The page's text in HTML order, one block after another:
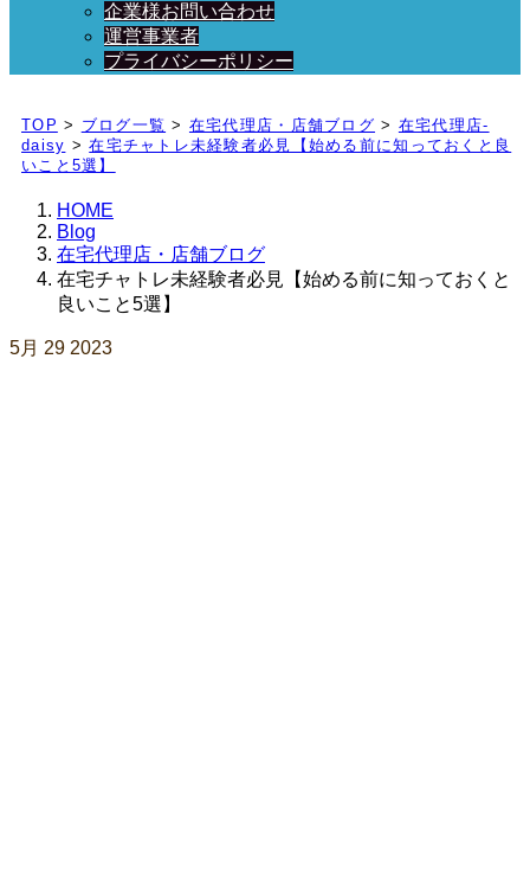
企業様お問い合わせ
運営事業者
プライバシーポリシー
日々、ブログを更新中！
TOP > ブログ一覧 > 在宅代理店・店舗ブログ > 在宅代理店-
daisy >在宅チャトレ未経験者必見【始める前に知っておくと良
いこと5選】
HOME
Blog
在宅代理店・店舗ブログ
在宅チャトレ未経験者必見【始める前に知っておくと
良いこと5選】
5月 29 2023